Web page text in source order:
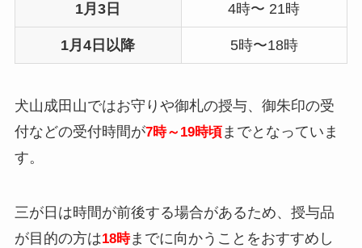
1月3日 4時〜 21時
1月4日以降 5時〜18時
犬山成田山ではお守りや御札の授与、御朱印の受
付などの受付時間が7時～19時頃までとなっていま
す。
三が日は時間が前後する場合があるため、授与品
が目的の方は18時までに向かうことをおすすめし